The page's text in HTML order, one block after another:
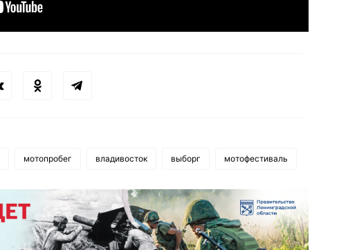
мотопробег владивосток выборг мотофестиваль